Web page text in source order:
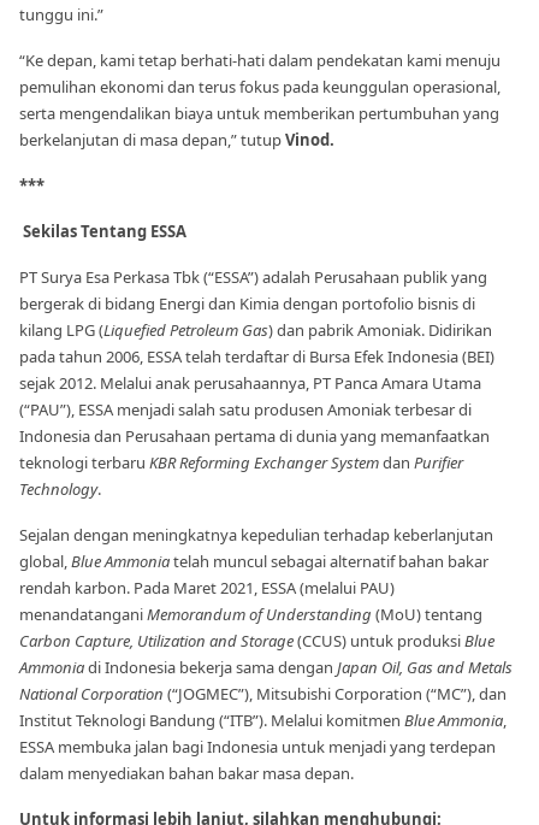
tunggu ini.”
“Ke depan, kami tetap berhati-hati dalam pendekatan kami menuju
pemulihan ekonomi dan terus fokus pada keunggulan operasional,
serta mengendalikan biaya untuk memberikan pertumbuhan yang
berkelanjutan di masa depan,” tutupVinod.
***
Sekilas Tentang ESSA
PT Surya Esa Perkasa Tbk (“ESSA”) adalah Perusahaan publik yang
bergerak di bidang Energi dan Kimia dengan portofolio bisnis di
kilang LPG (Liquefied Petroleum Gas) dan pabrik Amoniak. Didirikan
pada tahun 2006, ESSA telah terdaftar di Bursa Efek Indonesia (BEI)
sejak 2012. Melalui anak perusahaannya, PT Panca Amara Utama
(“PAU”), ESSA menjadi salah satu produsen Amoniak terbesar di
Indonesia dan Perusahaan pertama di dunia yang memanfaatkan
teknologi terbaru KBR Reforming Exchanger Systemdan Purifier
Technology.
Sejalan dengan meningkatnya kepedulian terhadap keberlanjutan
global,Blue Ammoniatelah muncul sebagai alternatif bahan bakar
rendah karbon. Pada Maret 2021, ESSA (melalui PAU)
menandatanganiMemorandum of Understanding (MoU) tentang
Carbon Capture, Utilization and Storage(CCUS) untuk produksiBlue
Ammoniadi Indonesia bekerja sama dengan Japan Oil, Gas and Metals
National Corporation (“JOGMEC”), Mitsubishi Corporation (“MC”), dan
Institut Teknologi Bandung (“ITB”). Melalui komitmen Blue Ammonia,
ESSA membuka jalan bagi Indonesia untuk menjadi yang terdepan
dalam menyediakan bahan bakar masa depan.
Untuk informasi lebih lanjut, silahkan menghubungi: